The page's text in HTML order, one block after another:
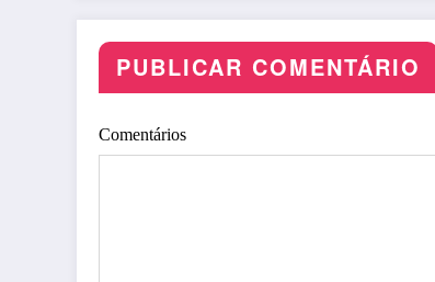
PUBLICAR COMENTÁRIO
Comentários